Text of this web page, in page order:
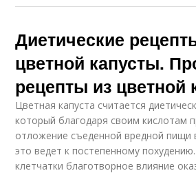
Диетические
цветной капусты.
рецепты из цветной
Цветная капуста считается
который благодаря своим кислотам
отложение съеденной вредной пищи
это ведет к постепенному
клетчатки благотворное влияние